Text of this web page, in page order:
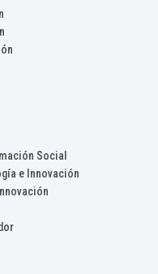
Social
e Innovación